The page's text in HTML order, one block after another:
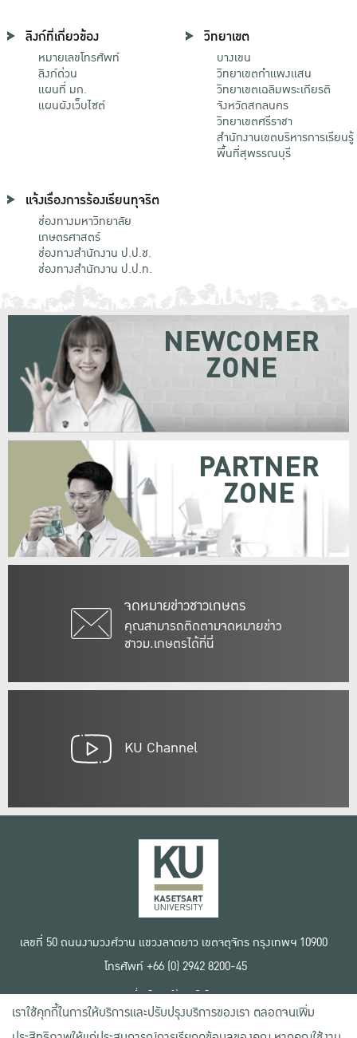
ลิงก์ที่เกี่ยวข้อง
หมายเลขโทรศัพท์
ลิงก์ด่วน
แผนที่ มก.
แผนผังเว็บไซต์
วิทยาเขต
บางเขน
วิทยาเขตกําแพงแสน
วิทยาเขตเฉลิมพระเกียรติ
จังหวัดสกลนคร
วิทยาเขตศรีราชา
สำนักงานเขตบริหารการเรียนรู้
พื้นที่สุพรรณบุรี
แจ้งเรื่องการร้องเรียนทุจริต
ช่องทางมหาวิทยาลัย
เกษตรศาสตร์
ช่องทางสำนักงาน ป.ป.ช.
ช่องทางสำนักงาน ป.ป.ท.
จดหมายข่าวชาวเกษตร
คุณสามารถติดตามจดหมายข่าว
ชาวม.เกษตรได้ที่นี่
NEWCOMER
ZONE
PARTNER
ZONE
KU Channel
เลขที่ 50 ถนนงามวงศ์วาน แขวงลาดยาว เขตจตุจักร กรุงเทพฯ 10900
โทรศัพท์ +66 (0) 2942 8200-45
เงื่อนไขการใช้งานเว็บไซต์
ข้อตกลงด้านสิทธิ์ใช้งาน
นโยบายความเป็นส่วนตัว
เราใช้คุกกี้ในการให้บริการและปรับปรุงบริการของเรา ตลอดจนเพิ่ม